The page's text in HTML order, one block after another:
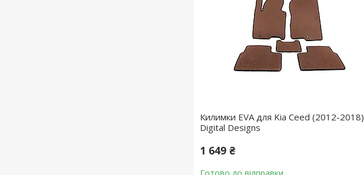
Килимки EVA для Kia Ceed (2012-2018)
Digital Designs
1 649 ₴